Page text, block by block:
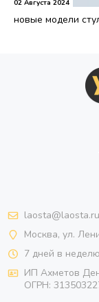
02 Августа 2024
новые модели
laosta@laosta.ru
Москва, ул.
7 дней в
ИП Ахметов
ОГРН: